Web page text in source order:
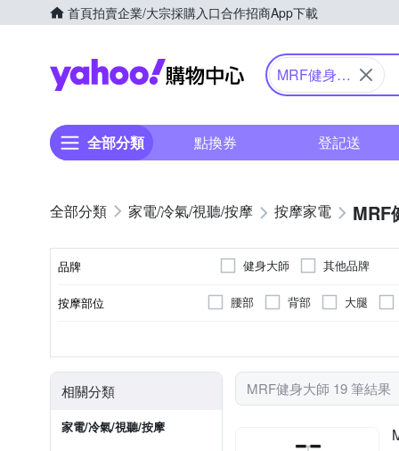
首頁拍賣企業/大宗採購入口合作招商App下載
Yahoo購物中心
MRF健身大
全部分類
點換券 登記送
家電/冷氣/視聽/按摩 按摩家電 MRF
品牌 健身大師 其他品牌
按摩部位 腰部 背部 大腿
相關分類
家電/冷氣/視聽/按摩
MRF健身大師 19 筆結果